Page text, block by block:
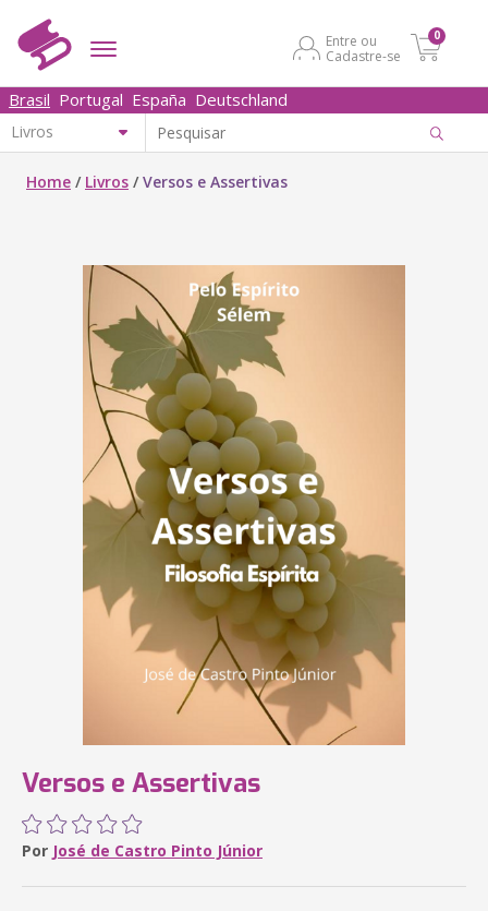
Entre ou
Cadastre-se
0
Brasil Portugal España Deutschland
Home / Livros /Versos e Assertivas
Versos e Assertivas
Por José de Castro Pinto Júnior